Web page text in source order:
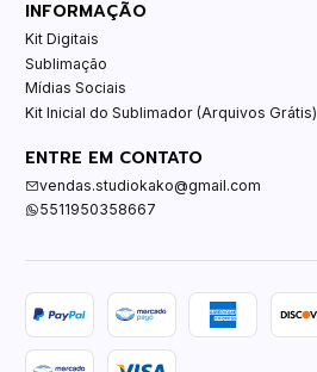
INFORMAÇÃO
Kit Digitais
Sublimação
Mídias Sociais
Kit Inicial do Sublimador (Arquivos Grátis)
ENTRE EM CONTATO
vendas.studiokako@gmail.com
5511950358667